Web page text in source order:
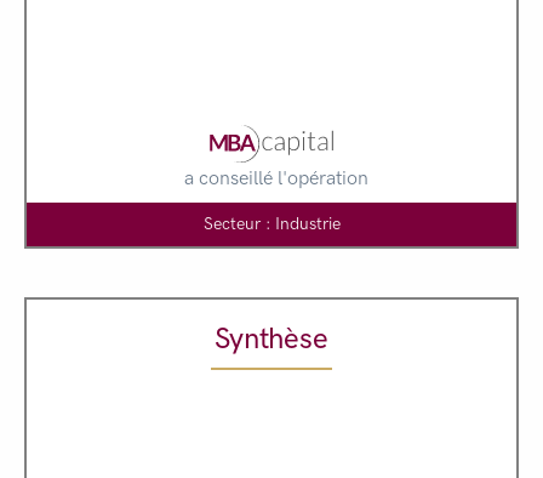
a conseillé l'opération
Secteur : Industrie
Synthèse